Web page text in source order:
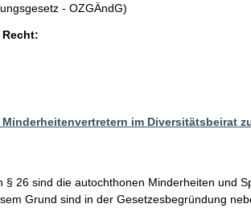
- OZGÄndG)
im Diversitätsbeirat
§ 26 sind die autochthonen Minderheiten und
Grund sind in der Gesetzesbegründung